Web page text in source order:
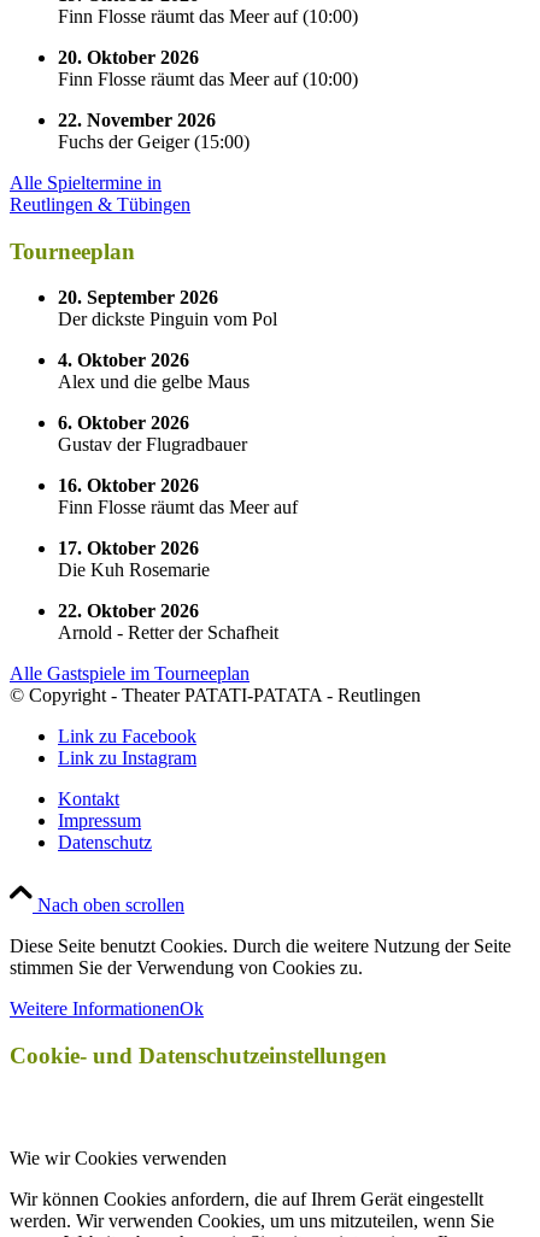
Finn Flosse räumt das Meer auf(10:00)
20. Oktober 2026
Finn Flosse räumt das Meer auf(10:00)
22. November 2026
Fuchs der Geiger(15:00)
Alle Spieltermine in
Reutlingen & Tübingen
Tourneeplan
20. September 2026
Der dickste Pinguin vom Pol
4. Oktober 2026
Alex und die gelbe Maus
6. Oktober 2026
Gustav der Flugradbauer
16. Oktober 2026
Finn Flosse räumt das Meer auf
17. Oktober 2026
Die Kuh Rosemarie
22. Oktober 2026
Arnold - Retter der Schafheit
Alle Gastspiele im Tourneeplan
© Copyright - Theater PATATI-PATATA - Reutlingen
Link zu Facebook
Link zu Instagram
Kontakt
Impressum
Datenschutz
Nach oben scrollen
Diese Seite benutzt Cookies. Durch die weitere Nutzung der Seite
stimmen Sie der Verwendung von Cookies zu.
Weitere InformationenOk
Cookie- und Datenschutzeinstellungen
Wie wir Cookies verwenden
Wir können Cookies anfordern, die auf Ihrem Gerät eingestellt
werden. Wir verwenden Cookies, um uns mitzuteilen, wenn Sie